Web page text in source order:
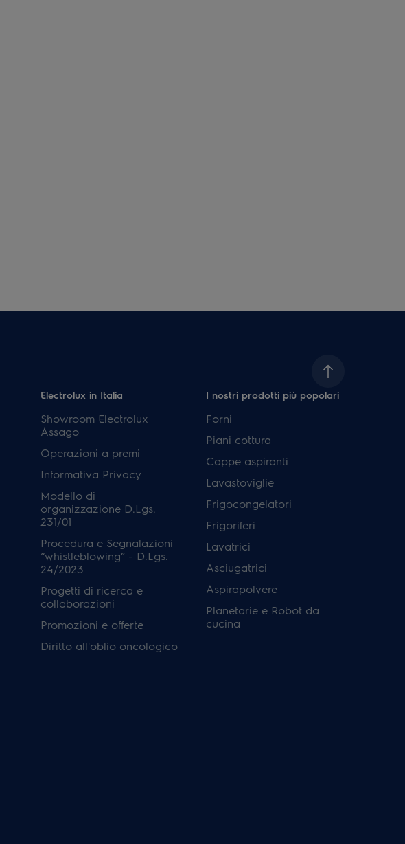
Electrolux in Italia
Showroom Electrolux
Assago
Operazioni a premi
Informativa Privacy
Modello di
organizzazione D.Lgs.
231/01
Procedura e Segnalazioni
“whistleblowing” - D.Lgs.
24/2023
Progetti di ricerca e
collaborazioni
Promozioni e offerte
Diritto all'oblio oncologico
I nostri prodotti più popolari
Forni
Piani cottura
Cappe aspiranti
Lavastoviglie
Frigocongelatori
Frigoriferi
Lavatrici
Asciugatrici
Aspirapolvere
Planetarie e Robot da
cucina